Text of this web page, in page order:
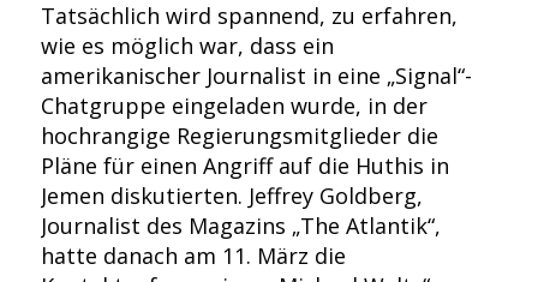
Tatsächlich wird spannend, zu erfahren,
wie es möglich war, dass ein
amerikanischer Journalist in eine „Signal“-
Chatgruppe eingeladen wurde, in der
hochrangige Regierungsmitglieder die
Pläne für einen Angriff auf die Huthis in
Jemen diskutierten. Jeffrey Goldberg,
Journalist des Magazins „The Atlantik“,
hatte danach am 11. März die